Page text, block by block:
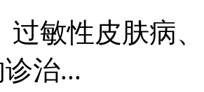
过敏性皮肤病
治...